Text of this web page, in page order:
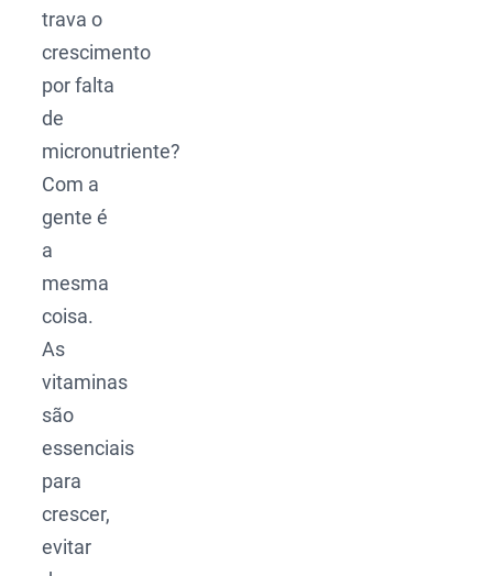
trava o
crescimento
por falta
de
micronutriente?
Com a
gente é
a
mesma
coisa.
As
vitaminas
são
essenciais
para
crescer,
evitar